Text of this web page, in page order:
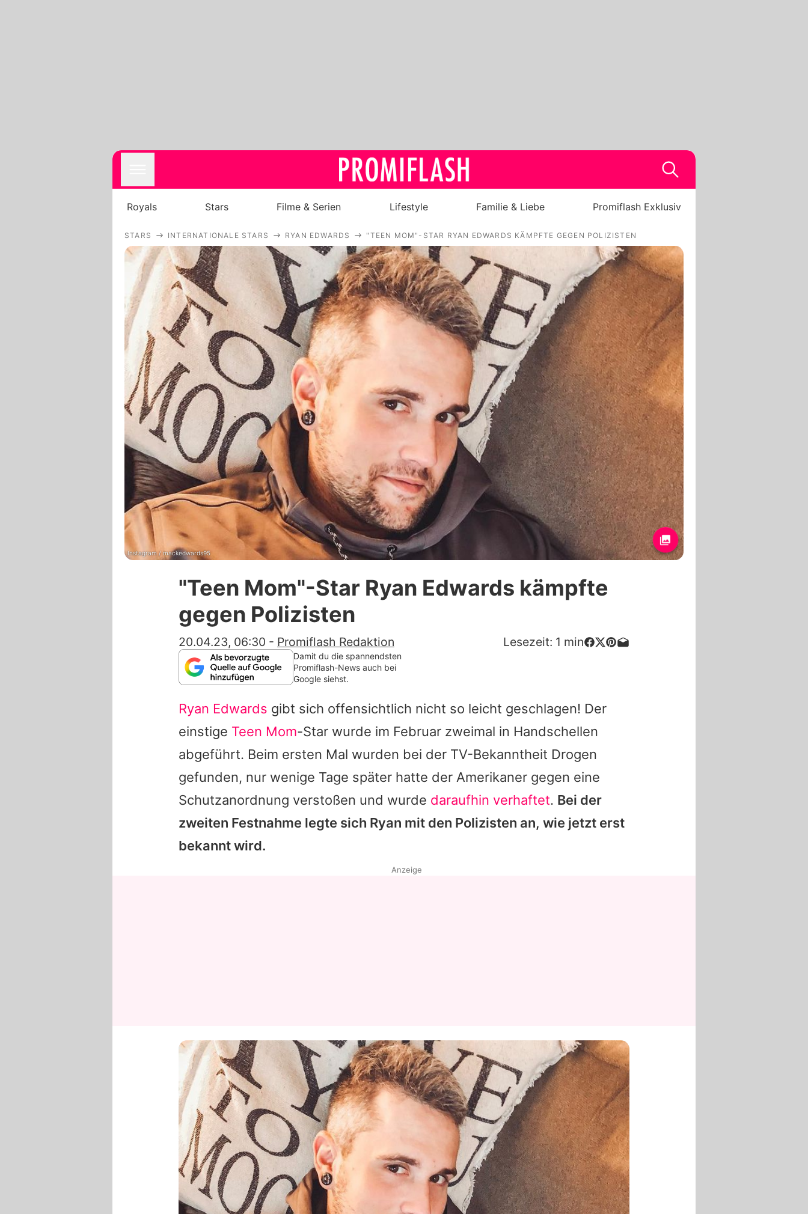
Royals
Stars
Filme & Serien
Lifestyle
Familie & Liebe
Alle Themen auf Promiflash
App runterladen
Team
Redaktionelle Richtlinien
Impressum
Datenschutzerklärung
Nutzungsbedingungen
Royals Stars Filme & Serien Lifestyle Familie & Liebe Promiflash Exklusiv
STARS INTERNATIONALE STARS RYAN EDWARDS "TEEN MOM"-STAR RYAN EDWARDS KÄMPFTE GEGEN POLIZISTEN
Instagram / mackedwards95
"Teen Mom"-Star Ryan Edwards kämpfte
gegen Polizisten
20.04.23, 06:30 - Promiflash Redaktion Lesezeit: 1 min
Damit du die spannendsten
Promiflash-News auch bei
Google siehst.
Ryan Edwards gibt sich offensichtlich nicht so leicht geschlagen! Der
einstige Teen Mom-Star wurde im Februar zweimal in Handschellen
abgeführt. Beim ersten Mal wurden bei der TV-Bekanntheit Drogen
gefunden, nur wenige Tage später hatte der Amerikaner gegen eine
Schutzanordnung verstoßen und wurde daraufhin verhaftet. Bei der
zweiten Festnahme legte sich Ryan mit den Polizisten an, wie jetzt erst
bekannt wird.
Anzeige